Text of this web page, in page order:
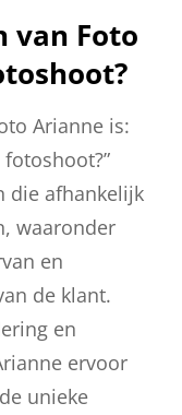
van Foto
Arianne is:
die afhankelijk
waaronder
en
de klant.
en
ervoor
unieke